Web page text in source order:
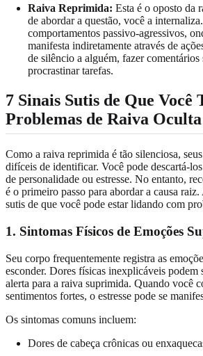
Raiva Reprimida: Esta é o oposto da
de abordar a questão, você a
comportamentos passivo-agressivos,
manifesta indiretamente através de
de silêncio a alguém, fazer comentários
procrastinar tarefas.
7 Sinais Sutis de Que Você
Problemas de Raiva Oculta
Como a raiva reprimida é tão silenciosa,
difíceis de identificar. Você pode descartá-
de personalidade ou estresse. No entanto,
é o primeiro passo para abordar a causa
sutis de que você pode estar lidando com
1. Sintomas Físicos de Emoções
Seu corpo frequentemente registra as
esconder. Dores físicas inexplicáveis podem
alerta para a raiva suprimida. Quando você
sentimentos fortes, o estresse pode se
Os sintomas comuns incluem:
Dores de cabeça crônicas ou